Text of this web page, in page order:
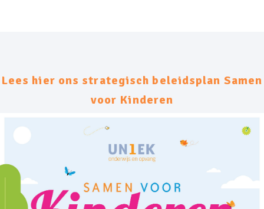
Lees hier ons strategisch beleidsplan Samen
voor Kinderen